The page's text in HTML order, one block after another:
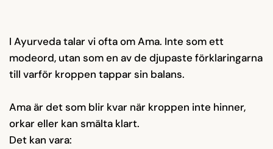
I Ayurveda talar vi ofta om Ama. Inte som ett
modeord, utan som en av de djupaste förklaringarna
till varför kroppen tappar sin balans.
Ama är det som blir kvar när kroppen inte hinner,
orkar eller kan smälta klart.
Det kan vara: